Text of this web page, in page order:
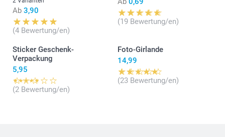
Ab 3,90
(4 Bewertung/en)
(19 Bewertung/en)
Sticker Geschenk-
Verpackung
5,95
(2 Bewertung/en)
Foto-Girlande
14,99
(23 Bewertung/en)